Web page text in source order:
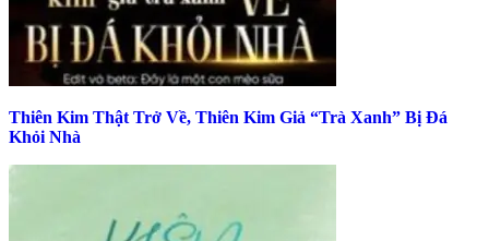
Thiên Kim Thật Trở Về, Thiên Kim Giả “Trà Xanh” Bị Đá
Khỏi Nhà